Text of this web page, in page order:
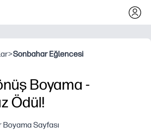
>Sonbahar Eğlencesi
Boyama -
Ödül!
Boyama Sayfası